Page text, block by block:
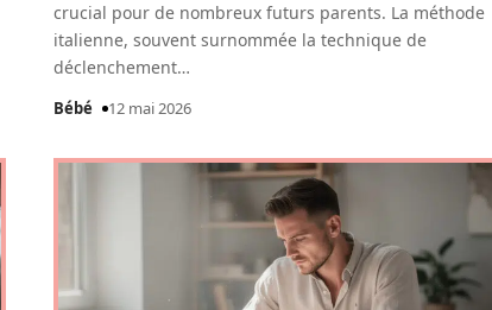
crucial pour de nombreux futurs parents. La méthode
italienne, souvent surnommée la technique de
déclenchement…
Bébé 12 mai 2026